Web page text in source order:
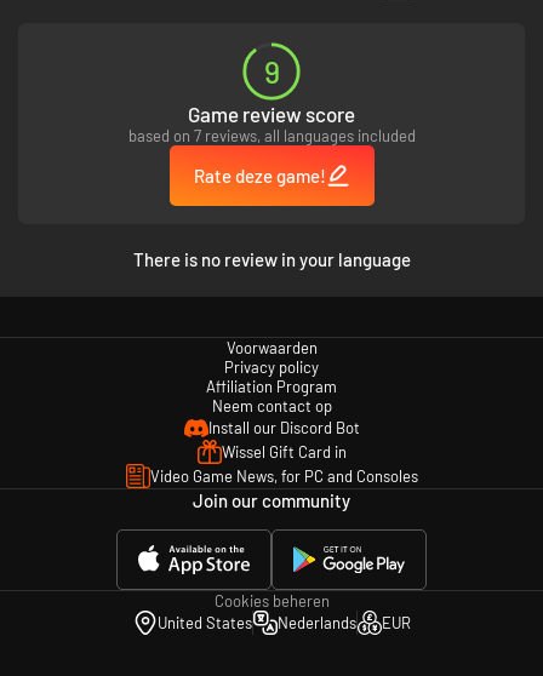
9
Game review score
based on 7 reviews, all languages included
Rate deze game!
There is no review in your language
Voorwaarden
Privacy policy
Affiliation Program
Neem contact op
Install our Discord Bot
Wissel Gift Card in
Video Game News, for PC and Consoles
Join our community
Cookies beheren
United States
Nederlands EUR